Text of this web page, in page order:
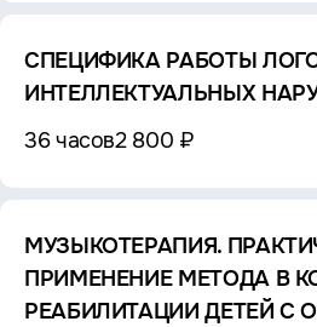
СПЕЦИФИКА РАБОТЫ
ИНТЕЛЛЕКТУАЛЬНЫХ
36 часов2 800 ₽
МУЗЫКОТЕРАПИЯ.
ПРИМЕНЕНИЕ МЕТОДА В
РЕАБИЛИТАЦИИ ДЕТЕЙ С